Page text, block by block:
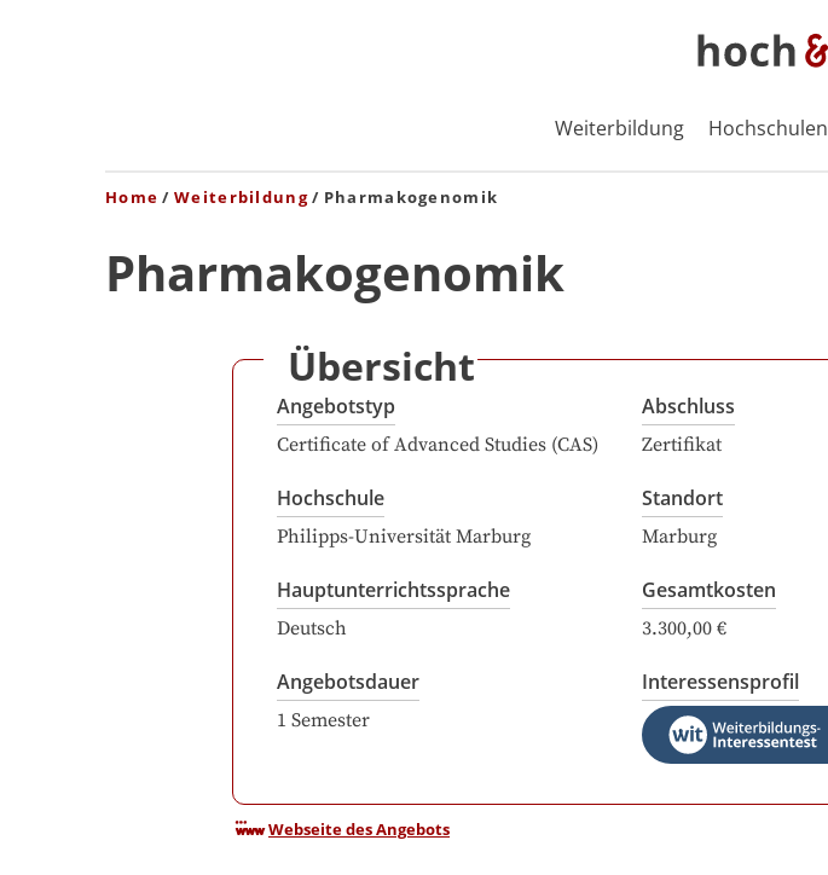
Weiterbildung Hochschulen
Home Weiterbildung Pharmakogenomik
Pharmakogenomik
Übersicht
Angebotstyp
Certificate of Advanced Studies (CAS)
Abschluss
Zertifikat
Hochschule
Philipps-Universität Marburg
Standort
Marburg
Hauptunterrichtssprache
Deutsch
Gesamtkosten
3.300,00 €
Angebotsdauer
1 Semester
Interessensprofil
Webseite des Angebots